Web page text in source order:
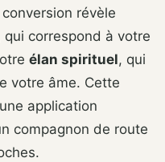
révèle
qui correspond à votre
élan spirituel, qui
votre âme. Cette
application
compagnon de route